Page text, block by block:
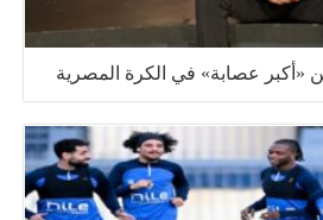
«أكبر عصابة» في الكرة المصرية